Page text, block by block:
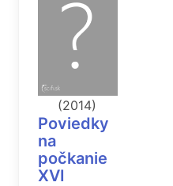
(2014)
Poviedky
na
počkanie
XVI